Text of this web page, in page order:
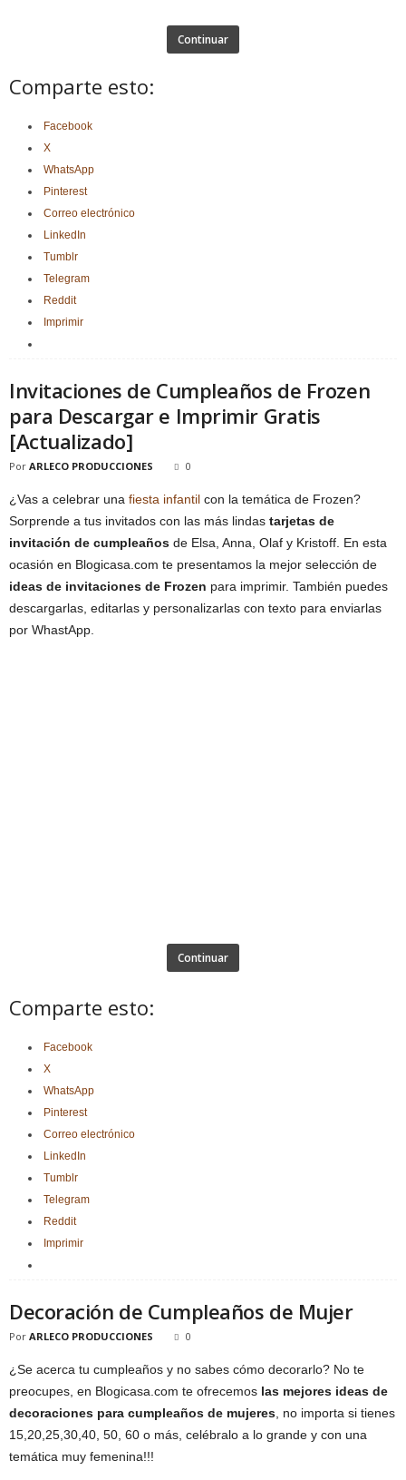
Continuar
Comparte esto:
Facebook
X
WhatsApp
Pinterest
Correo electrónico
LinkedIn
Tumblr
Telegram
Reddit
Imprimir
Invitaciones de Cumpleaños de Frozen
para Descargar e Imprimir Gratis
[Actualizado]
Por ARLECO PRODUCCIONES 0
¿Vas a celebrar una fiesta infantil con la temática de Frozen?
Sorprende a tus invitados con las más lindas tarjetas de
invitación de cumpleaños de Elsa, Anna, Olaf y Kristoff. En esta
ocasión en Blogicasa.com te presentamos la mejor selección de
ideas de invitaciones de Frozen para imprimir. También puedes
descargarlas, editarlas y personalizarlas con texto para enviarlas
por WhastApp.
Continuar
Comparte esto:
Facebook
X
WhatsApp
Pinterest
Correo electrónico
LinkedIn
Tumblr
Telegram
Reddit
Imprimir
Decoración de Cumpleaños de Mujer
Por ARLECO PRODUCCIONES 0
¿Se acerca tu cumpleaños y no sabes cómo decorarlo? No te
preocupes, en Blogicasa.com te ofrecemos las mejores ideas de
decoraciones para cumpleaños de mujeres , no importa si tienes
15,20,25,30,40, 50, 60 o más, celébralo a lo grande y con una
temática muy femenina!!!